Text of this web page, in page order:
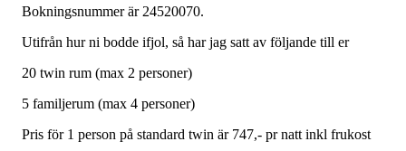
Bokningsnummer är 24520070.
Utifrån hur ni bodde ifjol, så har jag satt av följande till er
20 twin rum (max 2 personer)
5 familjerum (max 4 personer)
Pris för 1 person på standard twin är 747,- pr natt inkl frukost